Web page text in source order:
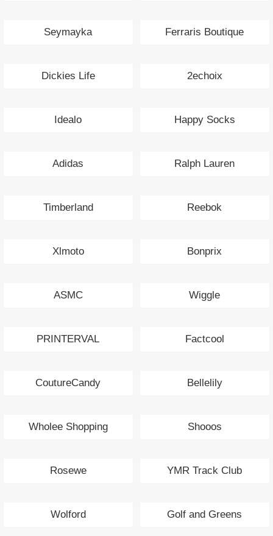
Seymayka Ferraris Boutique
Dickies Life 2echoix
Idealo Happy Socks
Adidas Ralph Lauren
Timberland Reebok
Xlmoto Bonprix
ASMC Wiggle
PRINTERVAL Factcool
CoutureCandy Bellelily
Wholee Shopping Shooos
Rosewe YMR Track Club
Wolford Golf and Greens